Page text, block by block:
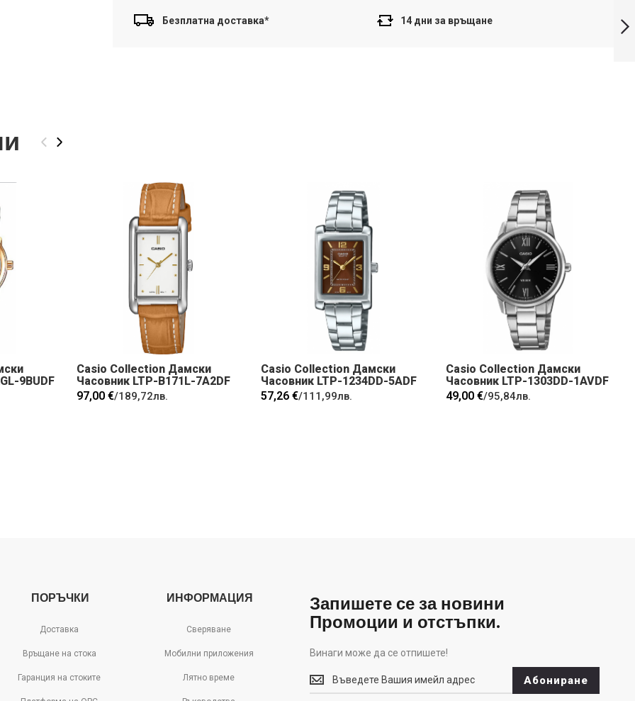
Безплатна доставка* 14 дни за връщане
‹ ›
9BUDF
Casio Collection Дамски
Часовник LTP-B171L-7A2DF
97,00 €/189,72лв.
Casio Collection Дамски
Часовник LTP-1234DD-5ADF
57,26 €/111,99лв.
Casio Collection Дамски
Часовник LTP-1303DD-1AVDF
49,00 €/95,84лв.
Запишете се за новини
Промоции и отстъпки.
Винаги може да се отпишете!
Винаги
може
Абониране
ПОРЪЧКИ
Доставка
Връщане на стока
Гаранция на стоките
ИНФОРМАЦИЯ
Сверяване
Мобилни приложения
Лятно време